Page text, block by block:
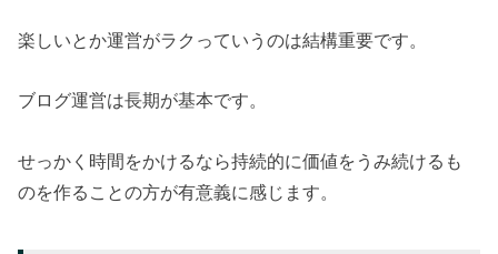
楽しいとか運営がラクっていうのは結構重要です。
ブログ運営は長期が基本です。
せっかく時間をかけるなら持続的に価値をうみ続けるも
のを作ることの方が有意義に感じます。